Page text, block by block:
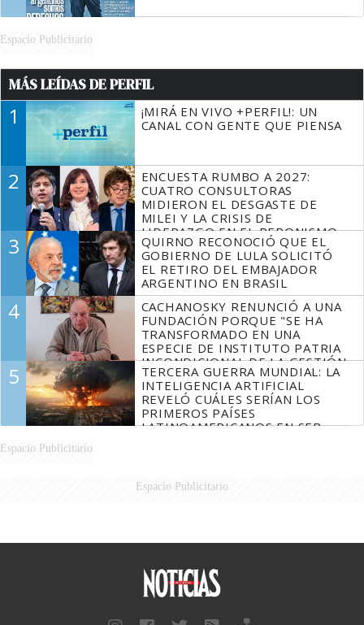
Espacio Publicitario
MÁS LEÍDAS DE PERFIL
1
¡MIRÁ EN VIVO +PERFIL!: UN
CANAL CON GENTE QUE PIENSA
2
ENCUESTA RUMBO A 2027:
CUATRO CONSULTORAS
MIDIERON EL DESGASTE DE
MILEI Y LA CRISIS DE
LIDERAZGO EN EL PERONISMO
3
QUIRNO RECONOCIÓ QUE EL
GOBIERNO DE LULA SOLICITÓ
EL RETIRO DEL EMBAJADOR
ARGENTINO EN BRASIL
4
CACHANOSKY RENUNCIÓ A UNA
FUNDACIÓN PORQUE "SE HA
TRANSFORMADO EN UNA
ESPECIE DE INSTITUTO PATRIA
INCONDICIONAL DE LA GESTIÓN
DE MILEI"
5
TERCERA GUERRA MUNDIAL: LA
INTELIGENCIA ARTIFICIAL
REVELÓ CUÁLES SERÍAN LOS
PRIMEROS PAÍSES
LATINOAMERICANOS EN SER
Espacio Publicitario
Espacio Publicitario